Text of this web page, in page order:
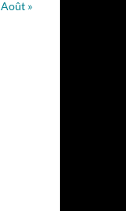
Août »